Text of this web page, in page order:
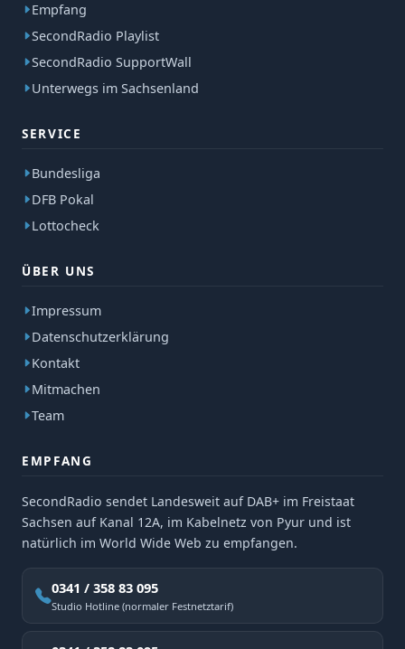
Empfang
SecondRadio Playlist
SecondRadio SupportWall
Unterwegs im Sachsenland
SERVICE
Bundesliga
DFB Pokal
Lottocheck
ÜBER UNS
Impressum
Datenschutzerklärung
Kontakt
Mitmachen
Team
EMPFANG
SecondRadio sendet Landesweit auf DAB+ im Freistaat
Sachsen auf Kanal 12A, im Kabelnetz von Pyur und ist
natürlich im World Wide Web zu empfangen.
0341 / 358 83 095
Studio Hotline (normaler Festnetztarif)